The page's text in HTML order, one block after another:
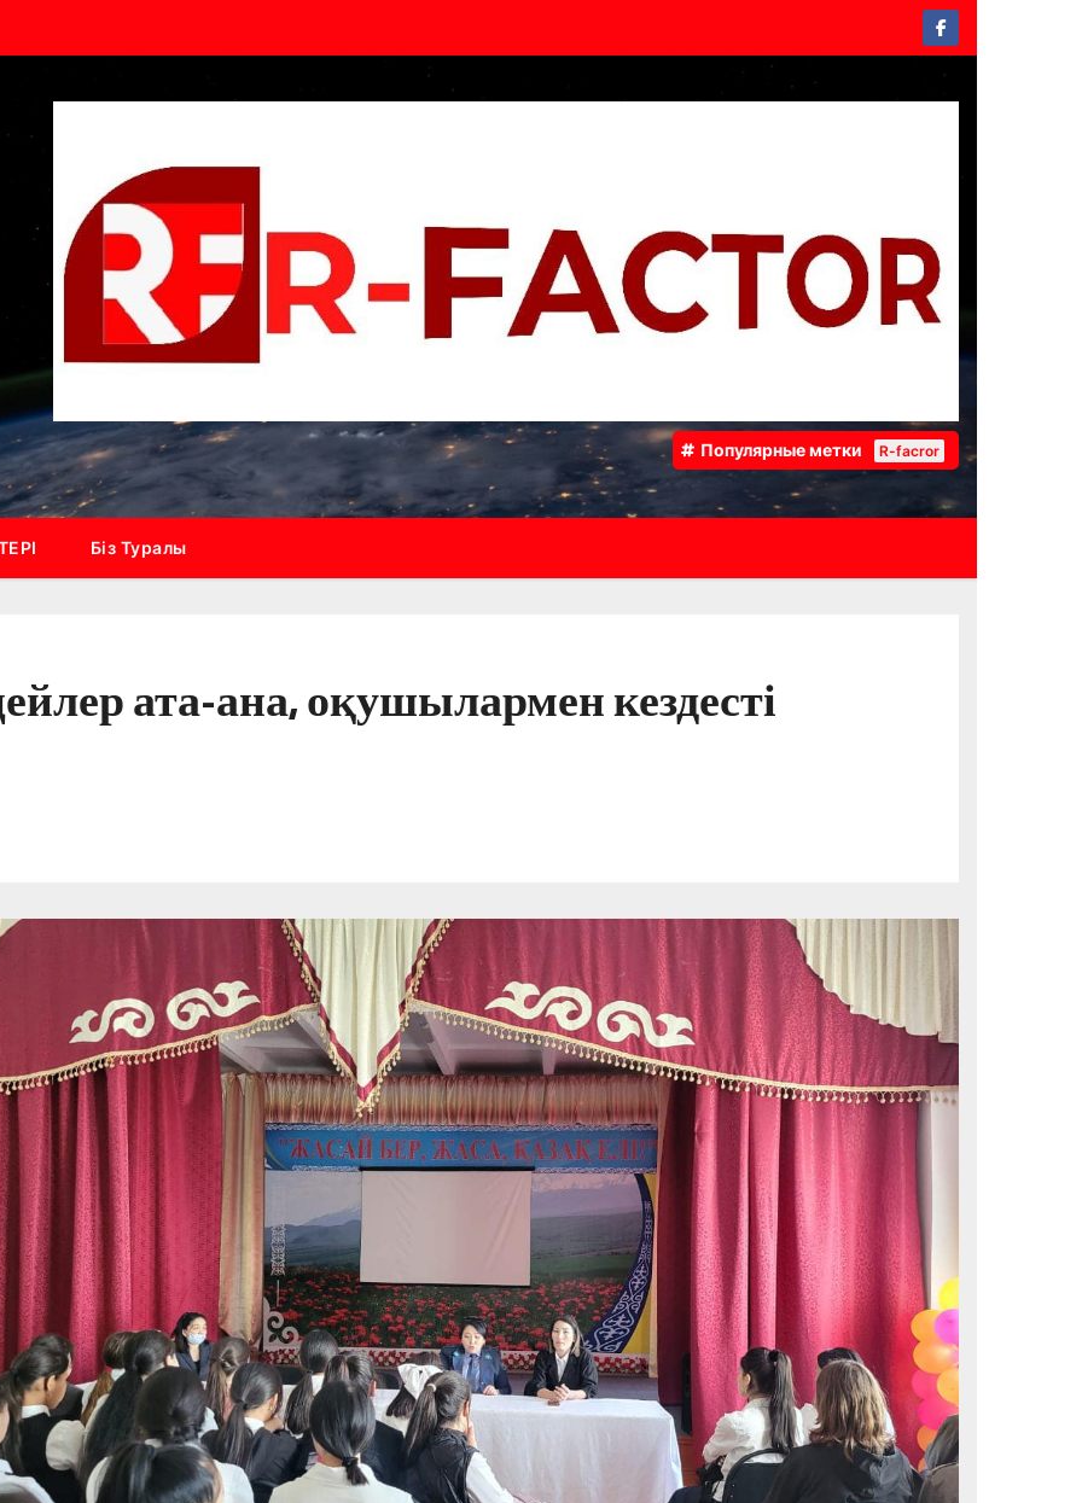
Популярные метки R-facror
Біз Туралы
ата-ана, оқушылармен кездесті